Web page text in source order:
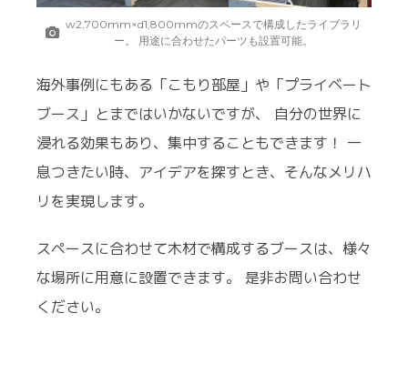
w2,700mm×d1,800mmのスペースで構成したライブラリ
ー。 用途に合わせたパーツも設置可能。
海外事例にもある「こもり部屋」や「プライベート
ブース」とまではいかないですが、 自分の世界に
浸れる効果もあり、集中することもできます！ 一
息つきたい時、アイデアを探すとき、そんなメリハ
リを実現します。
スペースに合わせて木材で構成するブースは、様々
な場所に用意に設置できます。 是非お問い合わせ
ください。